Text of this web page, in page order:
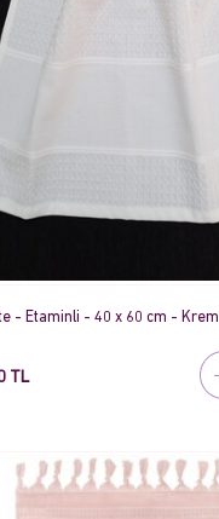
- Etaminli - 40 x 60 cm - Krem
TL